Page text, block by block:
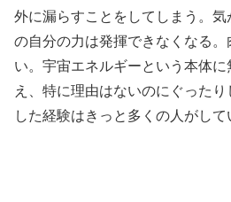
外に漏らすことをしてしまう。
の自分の力は発揮できなくなる
い。宇宙エネルギーという本体
え、特に理由はないのにぐった
した経験はきっと多くの人がして